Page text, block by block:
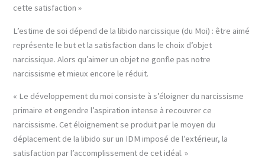
cette satisfaction »
L’estime de soi dépend de la libido narcissique (du Moi) : être aimé
représente le but et la satisfaction dans le choix d’objet
narcissique. Alors qu’aimer un objet ne gonfle pas notre
narcissisme et mieux encore le réduit.
« Le développement du moi consiste à s’éloigner du narcissisme
primaire et engendre l’aspiration intense à recouvrer ce
narcissisme. Cet éloignement se produit par le moyen du
déplacement de la libido sur un IDM imposé de l’extérieur, la
satisfaction par l’accomplissement de cet idéal. »